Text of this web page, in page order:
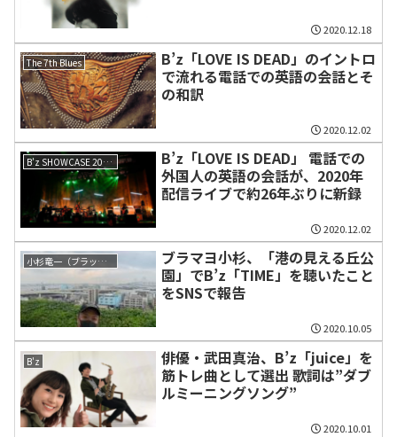
2020.12.18
The 7th Blues
B’z「LOVE IS DEAD」のイントロ
で流れる電話での英語の会話とそ
の和訳
2020.12.02
B’z SHOWCASE 2020 -5 ERAS 8820-
B’z「LOVE IS DEAD」 電話での
外国人の英語の会話が、2020年
配信ライブで約26年ぶりに新録
2020.12.02
小杉竜一（ブラックマヨネーズ）
ブラマヨ小杉、「港の見える丘公
園」でB’z「TIME」を聴いたこと
をSNSで報告
2020.10.05
B'z
俳優・武田真治、B’z「juice」を
筋トレ曲として選出 歌詞は”ダブ
ルミーニングソング”
2020.10.01